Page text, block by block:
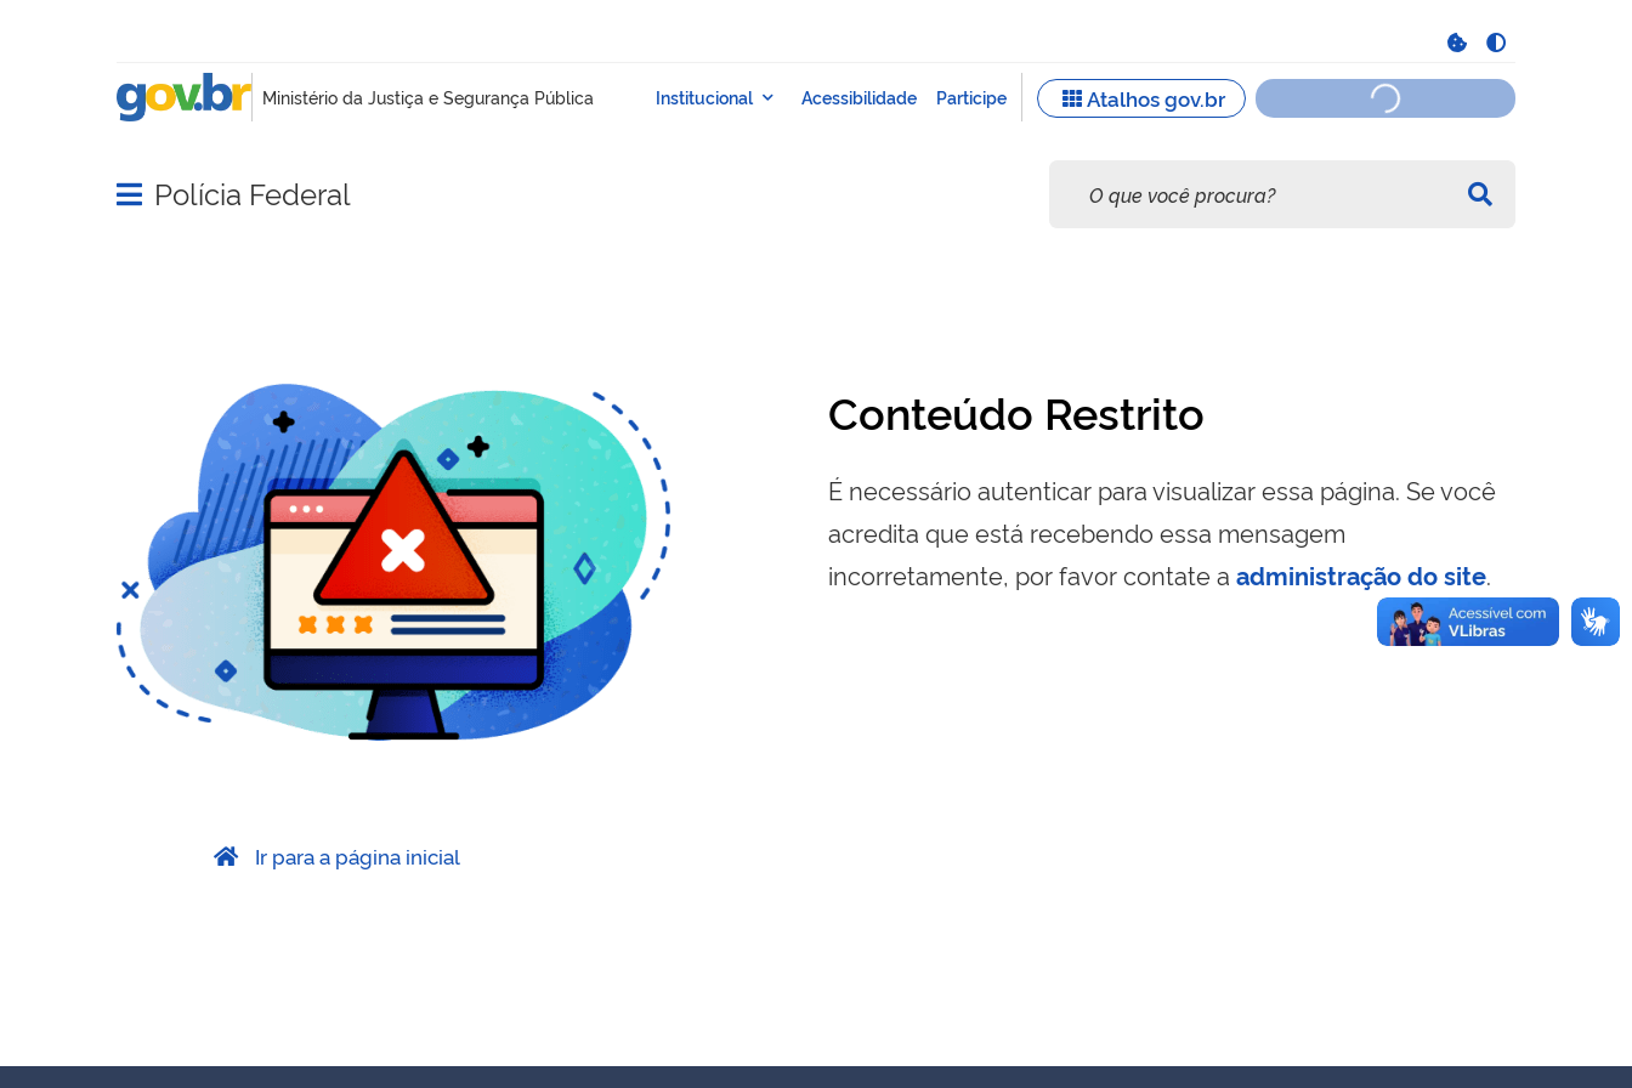
Abrir menu principal de navegação
Polícia Federal
Conteúdo Restrito
É necessário autenticar para visualizar essa página. Se você
acredita que está recebendo essa mensagem
incorretamente, por favor contate a administração do site.
Ir para a página inicial